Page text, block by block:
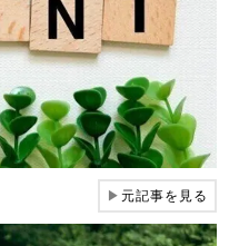
▶元記事を見る